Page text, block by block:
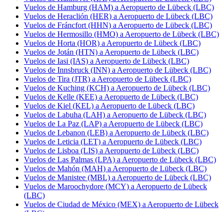
Vuelos de Hamburg (HAM) a Aeropuerto de Lübeck (LBC)
Vuelos de Heraclión (HER) a Aeropuerto de Lübeck (LBC)
Vuelos de Fráncfort (HHN) a Aeropuerto de Lübeck (LBC)
Vuelos de Hermosillo (HMO) a Aeropuerto de Lübeck (LBC)
Vuelos de Horta (HOR) a Aeropuerto de Lübeck (LBC)
Vuelos de Jotán (HTN) a Aeropuerto de Lübeck (LBC)
Vuelos de Iasi (IAS) a Aeropuerto de Lübeck (LBC)
Vuelos de Innsbruck (INN) a Aeropuerto de Lübeck (LBC)
Vuelos de Tira (JTR) a Aeropuerto de Lübeck (LBC)
Vuelos de Kuching (KCH) a Aeropuerto de Lübeck (LBC)
Vuelos de Kelle (KEE) a Aeropuerto de Lübeck (LBC)
Vuelos de Kiel (KEL) a Aeropuerto de Lübeck (LBC)
Vuelos de Labuha (LAH) a Aeropuerto de Lübeck (LBC)
Vuelos de La Paz (LAP) a Aeropuerto de Lübeck (LBC)
Vuelos de Lebanon (LEB) a Aeropuerto de Lübeck (LBC)
Vuelos de Leticia (LET) a Aeropuerto de Lübeck (LBC)
Vuelos de Lisboa (LIS) a Aeropuerto de Lübeck (LBC)
Vuelos de Las Palmas (LPA) a Aeropuerto de Lübeck (LBC)
Vuelos de Mahón (MAH) a Aeropuerto de Lübeck (LBC)
Vuelos de Manistee (MBL) a Aeropuerto de Lübeck (LBC)
Vuelos de Maroochydore (MCY) a Aeropuerto de Lübeck
(LBC)
Vuelos de Ciudad de México (MEX) a Aeropuerto de Lübeck